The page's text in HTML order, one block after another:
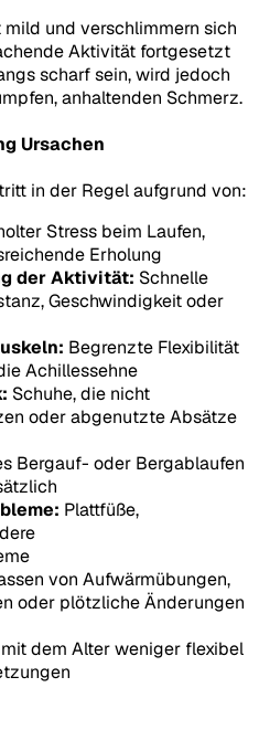
und verschlimmern sich
Aktivität fortgesetzt
scharf sein, wird jedoch
anhaltenden Schmerz.
Ursachen
in der Regel aufgrund von:
Stress beim Laufen,
Erholung
der Aktivität: Schnelle
Geschwindigkeit oder
Begrenzte Flexibilität
Achillessehne
Schuhe, die nicht
oder abgenutzte Absätze
Bergauf- oder Bergablaufen
Plattfüße,
von Aufwärmübungen,
oder plötzliche Änderungen
dem Alter weniger flexibel